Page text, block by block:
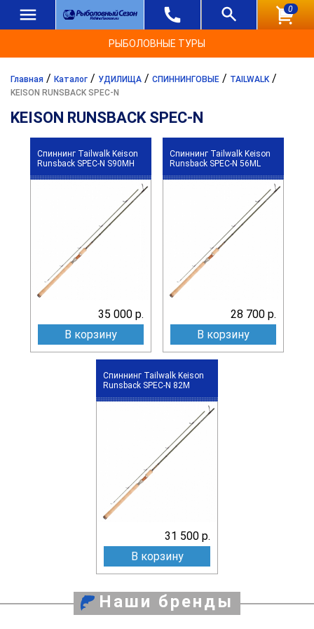
0
РЫБОЛОВНЫЕ ТУРЫ
Главная / Каталог / УДИЛИЩА / СПИННИНГОВЫЕ / TAILWALK/
KEISON RUNSBACK SPEC-N
KEISON RUNSBACK SPEC-N
Спиннинг Tailwalk Keison
Runsback SPEC-N S90MH
35 000 р.
В корзину
Спиннинг Tailwalk Keison
Runsback SPEC-N 56ML
28 700 р.
В корзину
Спиннинг Tailwalk Keison
Runsback SPEC-N 82M
31 500 р.
В корзину
Наши бренды